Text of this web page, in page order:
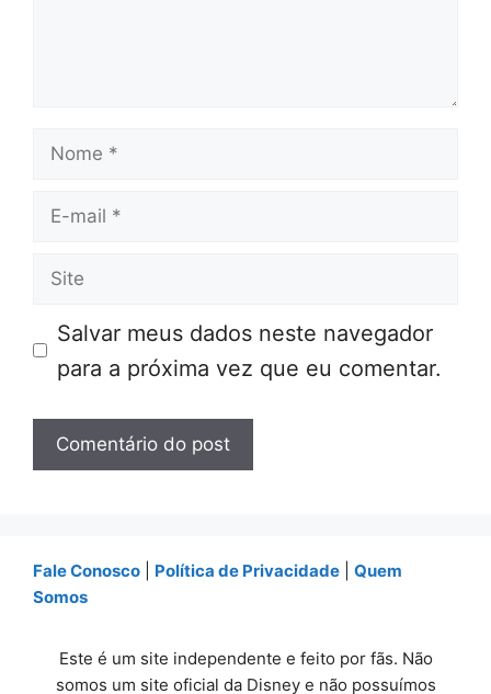
Nome
E-
Site
Salvar meus dados neste navegador
para a próxima vez que eu comentar.
Fale Conosco Política de Privacidade
Quem
Somos
Este é um site independente e feito por fãs. Não
somos um site oficial da Disney e não possuímos